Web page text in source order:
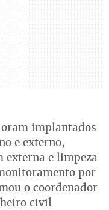
implantados
e externo,
externa e limpeza
por
o coordenador
civil